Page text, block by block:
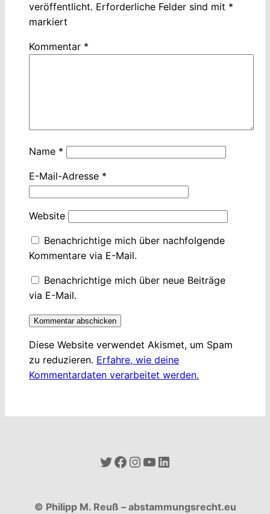
veröffentlicht. Erforderliche Felder sind mit *
markiert
Kommentar *
Name *
E-Mail-Adresse *
Website
Benachrichtige mich über nachfolgende
Kommentare via E-Mail.
Benachrichtige mich über neue Beiträge
via E-Mail.
Diese Website verwendet Akismet, um Spam
zu reduzieren. Erfahre, wie deine
Kommentardaten verarbeitet werden.
Twitter
Facebook
Instagram
YouTube
LinkedIn
© Philipp M. Reuß – abstammungsrecht.eu